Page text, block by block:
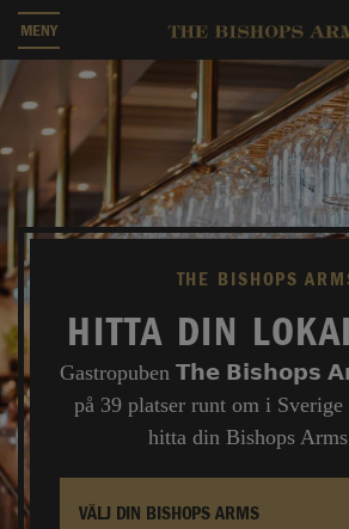
MENY
THE BISHOPS
HITTA DIN
Gastropuben 𝗧𝗵𝗲 𝗕𝗶𝘀𝗵𝗼𝗽𝘀
på 39 platser runt om i
hitta din Bishops